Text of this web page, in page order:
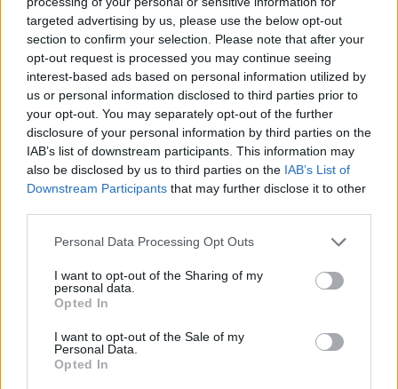
targeted advertising by us, please use the below opt-out
section to confirm your selection. Please note that after your
opt-out request is processed you may continue seeing
interest-based ads based on personal information utilized by
us or personal information disclosed to third parties prior to
your opt-out. You may separately opt-out of the further
disclosure of your personal information by third parties on the
IAB’s list of downstream participants. This information may
also be disclosed by us to third parties on the IAB’s List of
Downstream Participants that may further disclose it to other
Please note that this website/app uses one or more Google
not limited to your visit or usage behaviour. You may click to
grant or deny consent to Google and its third-party tags to
use your data for below specified purposes in below Google
consent section.
Personal Data Processing Opt Outs
I want to opt-out of the Sharing of my
personal data.
Opted In
I want to opt-out of the Sale of my
Personal Data.
Opted In
Kövess minket, és értesülj a friss
hírekről a Facebookon is!
Követem
BULVÁR #AMBRUS ATTILA #
INGATLAN #BAJA